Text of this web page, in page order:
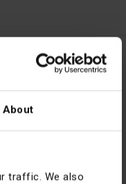
About
traffic. We also